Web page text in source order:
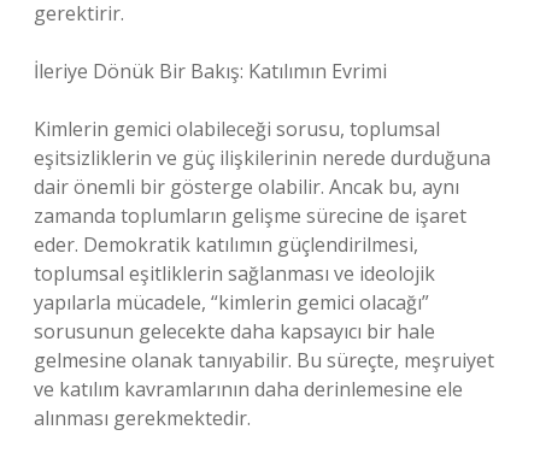
gerektirir.
İleriye Dönük Bir Bakış: Katılımın Evrimi
Kimlerin gemici olabileceği sorusu, toplumsal
eşitsizliklerin ve güç ilişkilerinin nerede durduğuna
dair önemli bir gösterge olabilir. Ancak bu, aynı
zamanda toplumların gelişme sürecine de işaret
eder. Demokratik katılımın güçlendirilmesi,
toplumsal eşitliklerin sağlanması ve ideolojik
yapılarla mücadele, “kimlerin gemici olacağı”
sorusunun gelecekte daha kapsayıcı bir hale
gelmesine olanak tanıyabilir. Bu süreçte, meşruiyet
ve katılım kavramlarının daha derinlemesine ele
alınması gerekmektedir.